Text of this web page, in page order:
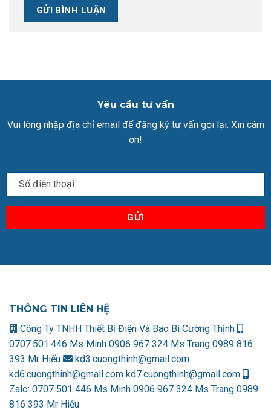
Yêu cầu tư vấn
Vui lòng nhập địa chỉ email để đăng ký tư vấn gọi lại. Xin cám
ơn!
THÔNG TIN LIÊN HỆ
Công Ty TNHH Thiết Bị Điện Và Bao Bì Cường Thịnh
0707.501.446 Ms Minh 0906 967 324 Ms Trang 0989 816
393 Mr Hiếu
kd3.cuongthinh@gmail.com
kd6.cuongthinh@gmail.com kd7.cuongthinh@gmail.com
Zalo: 0707 501 446 Ms Minh 0906 967 324 Ms Trang 0989
816 393 Mr Hiếu